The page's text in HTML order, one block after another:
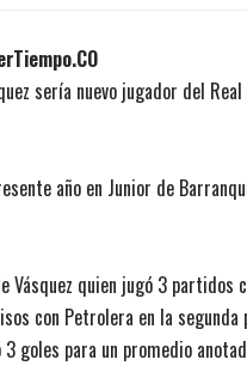
sería nuevo jugador del Real
año en Junior de
Vásquez quien jugó 3 partidos
con Petrolera en la segunda
goles para un promedio